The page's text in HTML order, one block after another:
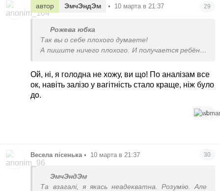
автор ЭмчЭндЭм • 10 марта в 21:37 29
Рожева юбка
Так вы о себе плохого думаете!
А пишите ничего плохого. И получается ребёнку
И ещё если вы мало едите что дальше будет с
вашим здоровьем?
нужно. И будем надеяться, что этого хватит .
сбалансировано.
Ой, ні, я голодна не хожу, ви що! По аналізам все
ок, навіть залізо у вагітність стало краще, ніж було
до.
1
Весела пiсенька • 10 марта в 21:37 30
ЭмчЭндЭм
Та взагалі, я якась неадекватна. Розумію. Але